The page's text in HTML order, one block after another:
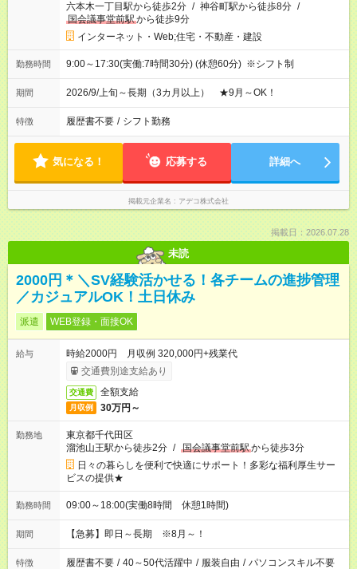
六本木一丁目駅から徒歩2分 / 神谷町駅から徒歩8分 /
国会議事堂前駅から徒歩9分
インターネット・Web;住宅・不動産・建設
勤務時間 9:00～17:30(実働:7時間30分) (休憩60分) ※シフト制
期間 2026/9/上旬～長期（3カ月以上） ★9月～OK！
特徴 履歴書不要 / シフト勤務
気になる！ 応募する 詳細へ
掲載元企業名 アデコ株式会社
掲載日：2026.07.28
未読
2000円＊＼SV経験活かせる！各チームの進捗管理
／カジュアルOK！土日休み
派遣 WEB登録・面接OK
給与
時給2000円 月収例 320,000円+残業代
交通費別途支給あり
交通費 全額支給
月収例 30万円～
勤務地
東京都千代田区
溜池山王駅から徒歩2分 / 国会議事堂前駅から徒歩3分
日々の暮らしを便利で快適にサポート！多彩な福利厚生サー
ビスの提供★
勤務時間 09:00～18:00(実働8時間 休憩1時間)
期間 【急募】即日～長期 ※8月～！
特徴 履歴書不要 / 40～50代活躍中 / 服装自由 / パソコンスキル不要